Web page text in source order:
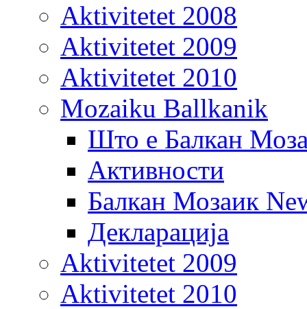
Aktivitetet 2008
Aktivitetet 2009
Aktivitetet 2010
Mozaiku Ballkanik
Што е Балкан
Активности
Балкан Мозаик
Декларација
Aktivitetet 2009
Aktivitetet 2010